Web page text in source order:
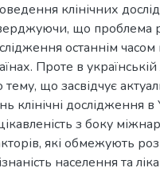
клінічних
що проблема
останнім
Проте в
що засвідчує
клінічні дослідження
з боку
які обмежують
населення та